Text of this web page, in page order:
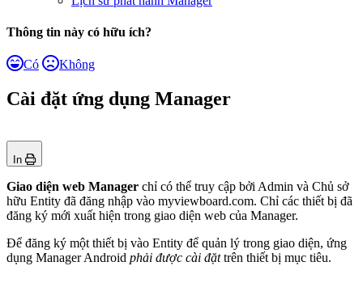
Thông tin này có hữu ích?
Có Không
Cài đặt ứng dụng Manager
In
Giao diện web Manager chỉ có thể truy cập bởi Admin và Chủ sở
hữu Entity đã đăng nhập vào myviewboard.com. Chỉ các thiết bị đã
đăng ký mới xuất hiện trong giao diện web của Manager.
Để đăng ký một thiết bị vào Entity để quản lý trong giao diện, ứng
dụng Manager Android phải được cài đặttrên thiết bị mục tiêu.